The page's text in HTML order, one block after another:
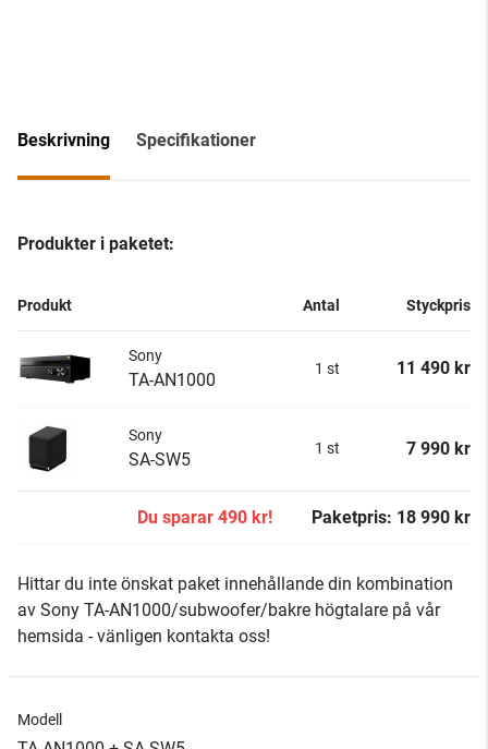
Beskrivning Specifikationer
Produkter i paketet:
Produkt Antal Styckpris
Sony
TA-AN1000
1 st 11 490 kr
Sony
SA-SW5
1 st 7 990 kr
Du sparar 490 kr! Paketpris: 18 990 kr
Hittar du inte önskat paket innehållande din kombination
av Sony TA-AN1000/subwoofer/bakre högtalare på vår
hemsida - vänligen kontakta oss!
Modell